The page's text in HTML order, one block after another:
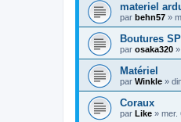
materiel
par behn57 »
Boutures
par osaka320
Matériel
par Winkle »
Coraux
par Like » mer.